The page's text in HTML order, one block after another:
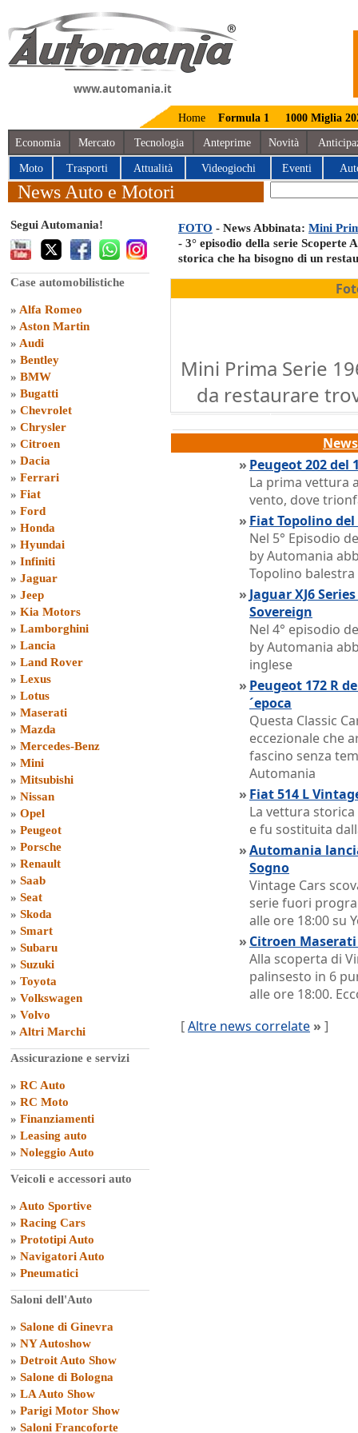
www.automania.it
Home Formula 1 1000 Miglia
Economia Mercato Tecnologia Anteprime Novità
Moto Trasporti Attualità Videogiochi Eventi
News Auto e Motori
Segui Automania!
Case automobilistiche
» Alfa Romeo
» Aston Martin
» Audi
» Bentley
» BMW
» Bugatti
» Chevrolet
» Chrysler
» Citroen
» Dacia
» Ferrari
» Fiat
» Ford
» Honda
» Hyundai
» Infiniti
» Jaguar
» Jeep
» Kia Motors
» Lamborghini
» Lancia
» Land Rover
» Lexus
» Lotus
» Maserati
» Mazda
» Mercedes-Benz
» Mini
» Mitsubishi
» Nissan
» Opel
» Peugeot
» Porsche
» Renault
» Saab
» Seat
» Skoda
» Smart
» Subaru
» Suzuki
» Toyota
» Volkswagen
» Volvo
» Altri Marchi
Assicurazione e servizi
» RC Auto
» RC Moto
» Finanziamenti
» Leasing auto
» Noleggio Auto
Veicoli e accessori auto
» Auto Sportive
» Racing Cars
» Prototipi Auto
» Navigatori Auto
» Pneumatici
Saloni dell'Auto
» Salone di Ginevra
» NY Autoshow
» Detroit Auto Show
» Salone di Bologna
» LA Auto Show
» Parigi Motor Show
» Saloni Francoforte
FOTO - News Abbinata: Mini
- 3° episodio della serie Scoperte
storica che ha bisogno di un
Mini Prima Serie
da restaurare
» Peugeot 202 del
La prima vettura
vento, dove
» Fiat Topolino
Nel 5° Episodio
by Automania
Topolino balestra
» Jaguar XJ6
Sovereign
Nel 4° episodio
by Automania
inglese
» Peugeot 172 R
´epoca
Questa Classic
eccezionale che
fascino senza
Automania
» Fiat 514 L
La vettura
e fu sostituita
»Automania
Sogno
Vintage Cars
serie fuori
alle ore 18:00 su
» Citroen
Alla scoperta di
palinsesto in 6
alle ore 18:00.
[Altre news correlate » ]